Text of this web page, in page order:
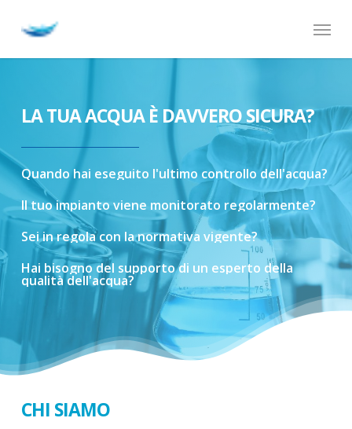
Menu
LA TUA ACQUA È DAVVERO SICURA?
Quando hai eseguito l'ultimo controllo dell'acqua?
Il tuoimpianto viene monitorato regolarmente?
Seiinregola con lanormativa vigente?
Hai bisognodel supportodi un esperto della
qualitàdell'acqua?
CHI SIAMO